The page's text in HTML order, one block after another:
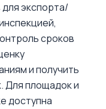
экспорта/
сроков
и получить
Для площадок и
доступна